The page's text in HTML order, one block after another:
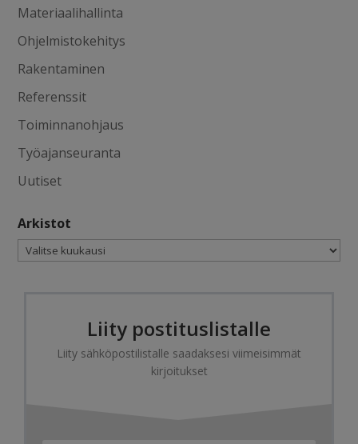
Materiaalihallinta
Ohjelmistokehitys
Rakentaminen
Referenssit
Toiminnanohjaus
Työajanseuranta
Uutiset
Arkistot
Arkistot
Liity postituslistalle
Liity sähköpostilistalle saadaksesi viimeisimmät
kirjoitukset